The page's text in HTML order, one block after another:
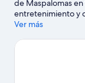
de Maspalomas
entretenimiento y
Taurito es un
¿Viajas con niños?
Ver más